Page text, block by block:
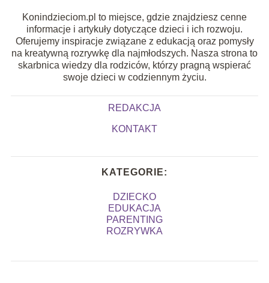
Konindzieciom.pl to miejsce, gdzie znajdziesz cenne
informacje i artykuły dotyczące dzieci i ich rozwoju.
Oferujemy inspiracje związane z edukacją oraz pomysły
na kreatywną rozrywkę dla najmłodszych. Nasza strona to
skarbnica wiedzy dla rodziców, którzy pragną wspierać
swoje dzieci w codziennym życiu.
REDAKCJA
KONTAKT
KATEGORIE:
DZIECKO
EDUKACJA
PARENTING
ROZRYWKA